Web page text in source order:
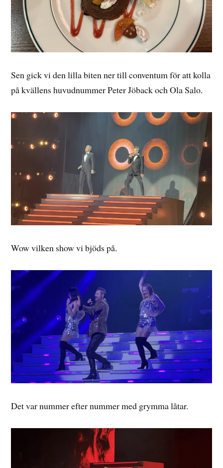
Sen gick vi den lilla biten ner till conventum för att kolla
på kvällens huvudnummer Peter Jöback och Ola Salo.
Wow vilken show vi bjöds på.
Det var nummer efter nummer med grymma låtar.